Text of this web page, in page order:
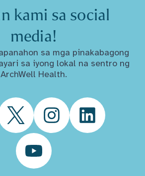
kami sa social
media!
sa mga pinakabagong
sa iyong lokal na sentro ng
ArchWell Health.
Twitter InstagramLinkedIn
YouTube